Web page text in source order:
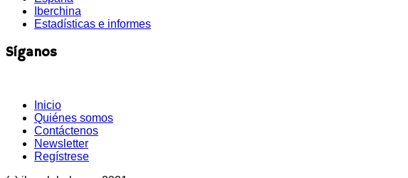
Iberchina
Estadísticas e informes
Síganos
Inicio
Quiénes somos
Contáctenos
Newsletter
Regístrese